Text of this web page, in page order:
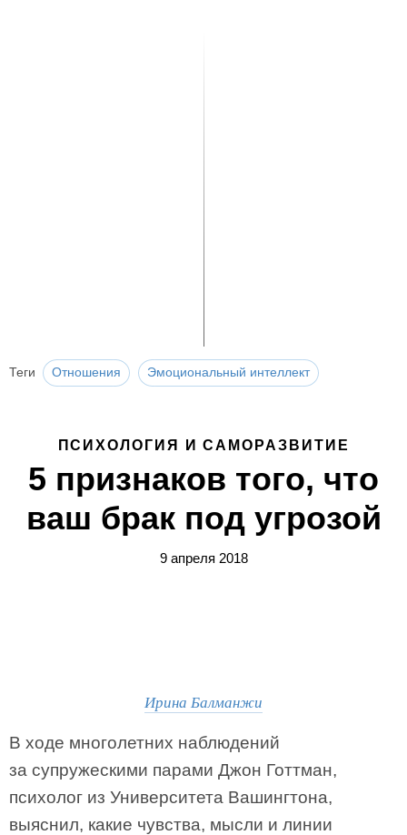
Теги Отношения Эмоциональный интеллект
ПСИХОЛОГИЯ И САМОРАЗВИТИЕ
5 признаков того, что
ваш брак под угрозой
9 апреля 2018
Ирина Балманжи
В ходе многолетних наблюдений
за супружескими парами Джон Готтман,
психолог из Университета Вашингтона,
выяснил, какие чувства, мысли и линии